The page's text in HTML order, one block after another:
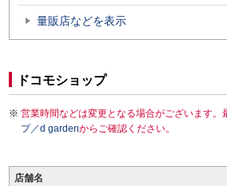
量販店などを表示
ドコモショップ
営業時間などは変更となる場合がございます。
プ／d gardenからご確認ください。
店舗名